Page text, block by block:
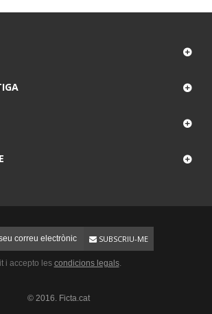
SUBSCRIU-ME
i accepto les condicions legals.
© 2016. Ficta.cat